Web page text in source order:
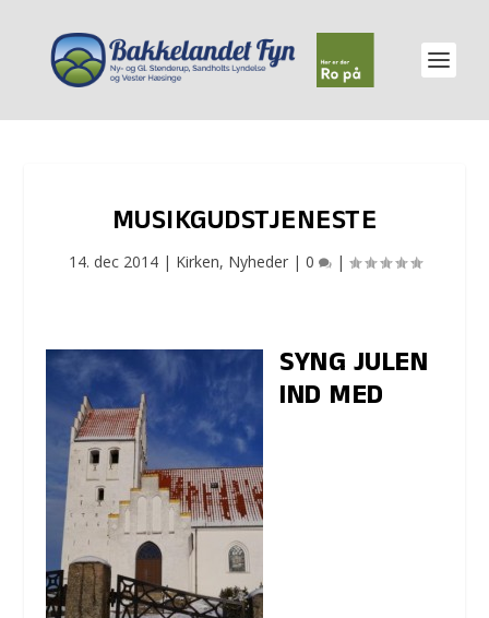
MUSIKGUDSTJENESTE
14. dec 2014| Kirken, Nyheder| 0 |
SYNG JULEN
IND MED